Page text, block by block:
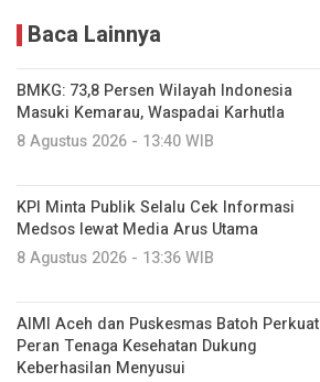
Baca Lainnya
BMKG: 73,8 Persen Wilayah Indonesia
Masuki Kemarau, Waspadai Karhutla
8 Agustus 2026 - 13:40 WIB
KPI Minta Publik Selalu Cek Informasi
Medsos lewat Media Arus Utama
8 Agustus 2026 - 13:36 WIB
AIMI Aceh dan Puskesmas Batoh Perkuat
Peran Tenaga Kesehatan Dukung
Keberhasilan Menyusui